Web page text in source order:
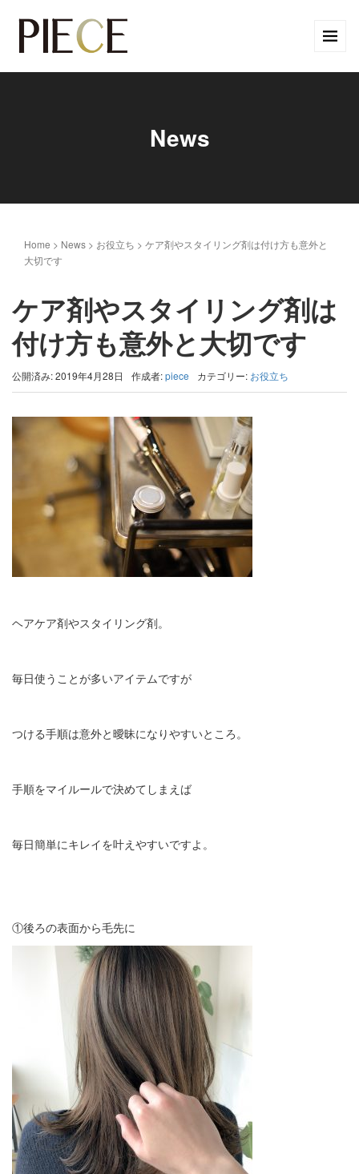
News
Home > News > お役立ち > ケア剤やスタイリング剤は付け方も意外と
大切です
ケア剤やスタイリング剤は
付け方も意外と大切です
公開済み: 2019年4月28日 作成者:piece カテゴリー: お役立ち
ヘアケア剤やスタイリング剤。
毎日使うことが多いアイテムですが
つける手順は意外と曖昧になりやすいところ。
手順をマイルールで決めてしまえば
毎日簡単にキレイを叶えやすいですよ。
①後ろの表面から毛先に